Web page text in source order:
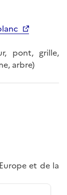
pont, grille,
arbre)
et de la